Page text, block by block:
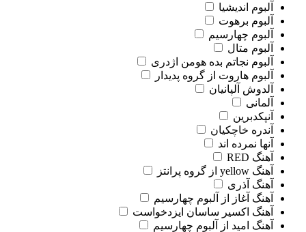
آلبوم اندیشیا
آلبوم برهوت
آلبوم چهارسیم
آلبوم متال
آلبوم نجاتم بده هومن اژدری
آلبوم هاروت از گروه پدیدار
آلدوش آلپانیان
آلمانی
آنپکدبرین
آندره خاچکیان
آنها نمرده اند
آهنگ RED
آهنگ yellow از گروه پرانتز
آهنگ آذری
آهنگ آغاز از آلبوم چهارسیم
آهنگ اکسیر ساسان ایزدخواست
آهنگ امید از آلبوم چهارسیم